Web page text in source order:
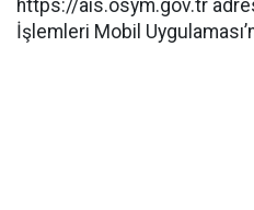
https://ais.osym.gov.tr
İşlemleri Mobil